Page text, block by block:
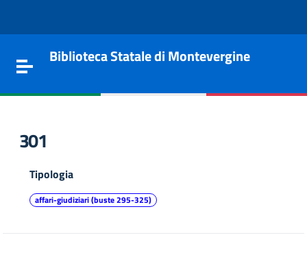
Toggle navigation
Biblioteca Statale di Montevergine
301
Tipologia
affari-giudiziari (buste 295-325)